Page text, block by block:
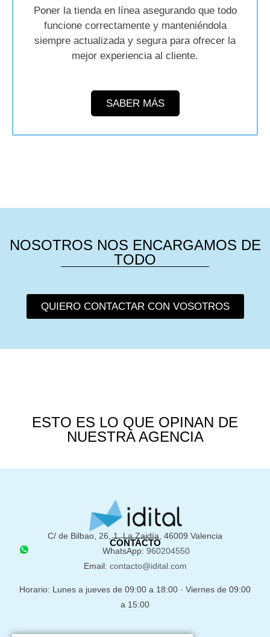
Poner la tienda en línea asegurando que todo
funcione correctamente y manteniéndola
siempre actualizada y segura para ofrecer la
mejor experiencia al cliente.
SABER MÁS
NOSOTROS NOS ENCARGAMOS DE
TODO
QUIERO CONTACTAR CON VOSOTROS
ESTO ES LO QUE OPINAN DE
NUESTRA AGENCIA
CONTACTO
C/ de Bilbao, 26, 1, La Zaidía, 46009 Valencia
WhatsApp: 960204550
Email: contacto@idital.com
Horario: Lunes a jueves de 09:00 a 18:00 · Viernes de 09:00
a 15:00